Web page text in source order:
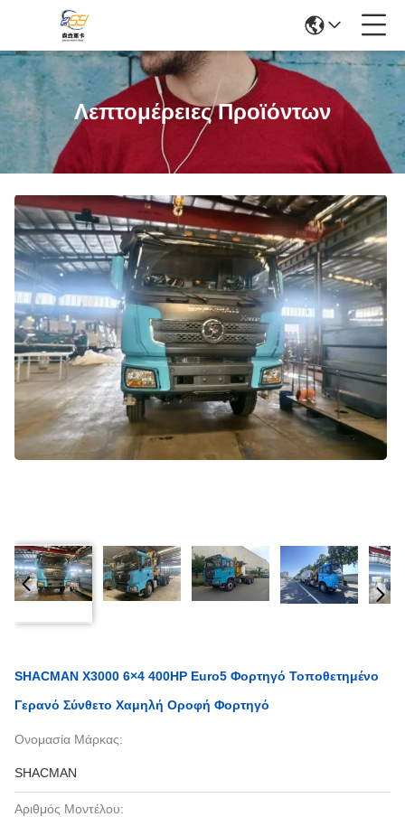
Λεπτομέρειες Προϊόντων
SHACMAN X3000 6×4 400HP Euro5 Φορτηγό Τοποθετημένο
Γερανό Σύνθετο Χαμηλή Οροφή Φορτηγό
Ονομασία Μάρκας:
SHACMAN
Αριθμός Μοντέλου: